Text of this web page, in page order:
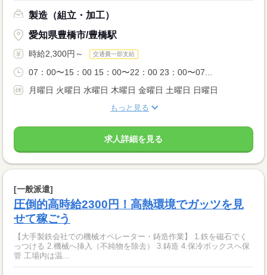
製造（組立・加工）
愛知県豊橋市/豊橋駅
時給2,300円～ 交通費一部支給
07：00〜15：00 15：00〜22：00 23：00〜07...
月曜日 火曜日 水曜日 木曜日 金曜日 土曜日 日曜日
もっと見る
求人詳細を見る
[一般派遣]
圧倒的高時給2300円！高熱環境でガッツを見
せて稼ごう
【大手製鉄会社での機械オペレーター・鋳造作業】 1.鉄を磁石でく
っつける 2.機械へ挿入（不純物を除去） 3.鋳造 4.保冷ボックスへ保
管 工場内は温...